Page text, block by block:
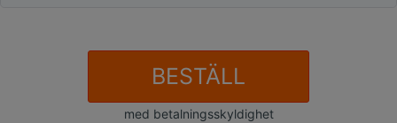
BESTÄLL
med betalningsskyldighet